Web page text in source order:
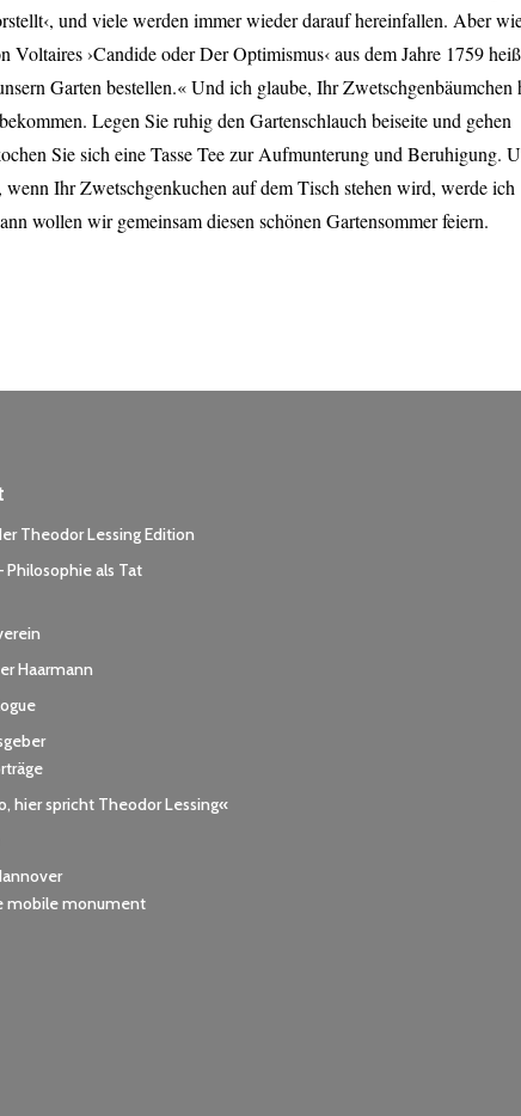
und viele werden immer wieder darauf hereinfallen. Aber
Voltaires ›Candide oder Der Optimismus‹ aus dem Jahre 1759
Garten bestellen.« Und ich glaube, Ihr Zwetschgenbäumchen
Legen Sie ruhig den Gartenschlauch beiseite und gehen
Sie sich eine Tasse Tee zur Aufmunterung und Beruhigung.
wenn Ihr Zwetschgenkuchen auf dem Tisch stehen wird, werde ich
wollen wir gemeinsam diesen schönen Gartensommer feiern.
Theodor Lessing Edition
Philosophie als Tat
Haarmann
hier spricht Theodor Lessing«
mobile monument